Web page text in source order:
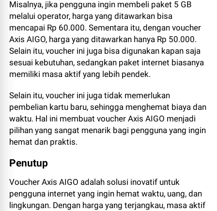
Misalnya, jika pengguna ingin membeli paket 5 GB
melalui operator, harga yang ditawarkan bisa
mencapai Rp 60.000. Sementara itu, dengan voucher
Axis AIGO, harga yang ditawarkan hanya Rp 50.000.
Selain itu, voucher ini juga bisa digunakan kapan saja
sesuai kebutuhan, sedangkan paket internet biasanya
memiliki masa aktif yang lebih pendek.
Selain itu, voucher ini juga tidak memerlukan
pembelian kartu baru, sehingga menghemat biaya dan
waktu. Hal ini membuat voucher Axis AIGO menjadi
pilihan yang sangat menarik bagi pengguna yang ingin
hemat dan praktis.
Penutup
Voucher Axis AIGO adalah solusi inovatif untuk
pengguna internet yang ingin hemat waktu, uang, dan
lingkungan. Dengan harga yang terjangkau, masa aktif